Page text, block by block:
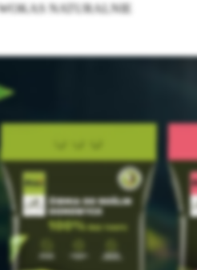
NATURALNIE